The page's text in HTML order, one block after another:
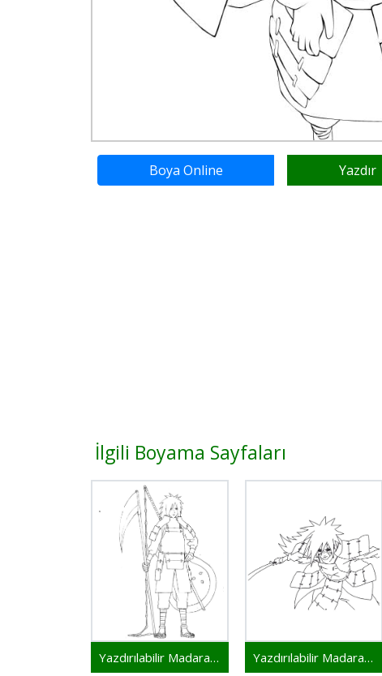
Boya Online Yazdır
İlgili Boyama Sayfaları
Yazdırılabilir Madara Resim Yazdırılabilir Madara Çocuklar İçin